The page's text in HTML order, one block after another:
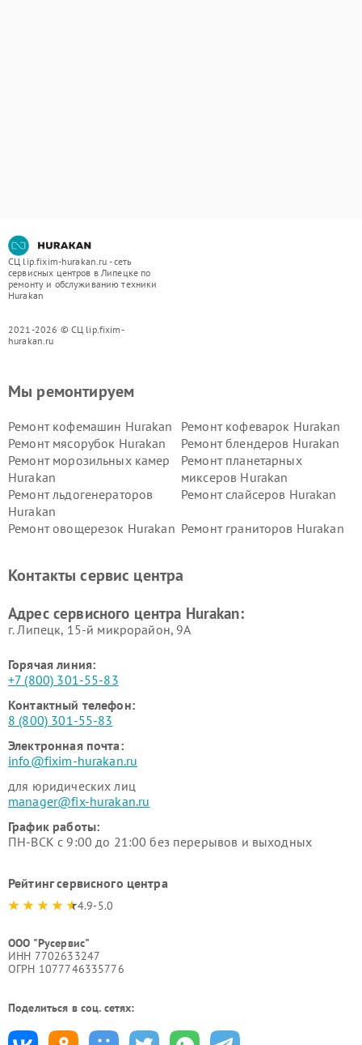
СЦ lip.fixim-hurakan.ru - сеть
сервисных центров в Липецке по
ремонту и обслуживанию техники
Hurakan
2021-2026 © СЦ lip.fixim-
hurakan.ru
Мы ремонтируем
Ремонт кофемашин Hurakan
Ремонт кофеварок Hurakan
Ремонт мясорубок Hurakan
Ремонт блендеров Hurakan
Ремонт морозильных камер
Hurakan
Ремонт планетарных
миксеров Hurakan
Ремонт льдогенераторов
Hurakan
Ремонт слайсеров Hurakan
Ремонт овощерезок Hurakan Ремонт граниторов Hurakan
Hurakan
Контакты сервис центра
Адрес сервисного центра Hurakan:
г. Липецк, 15-й микрорайон, 9А
Горячая линия:
+7 (800) 301-55-83
Контактный телефон:
8 (800) 301-55-83
Электронная почта:
info@fixim-hurakan.ru
для юридических лиц
manager@fix-hurakan.ru
График работы:
ПН-ВСК с 9:00 до 21:00 без перерывов и выходных
Рейтинг сервисного центра
4.9-5.0
ООО "Русервис"
ИНН 7702633247
ОГРН 1077746335776
Поделиться в соц. сетях: